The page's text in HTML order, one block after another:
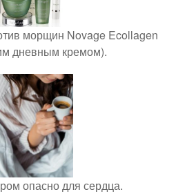
морщин Novage Ecollagen
дневным кремом).
опасно для сердца.